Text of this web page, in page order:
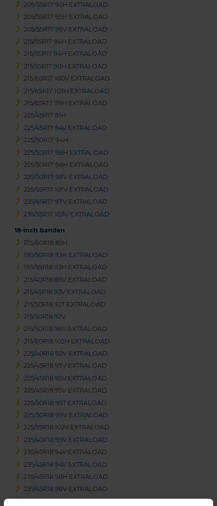
205/55R17 95H EXTRALOAD
205/55R17 95H EXTRALOAD
205/55R17 95V EXTRALOAD
215/55R17 94H EXTRALOAD
215/55R17 94H EXTRALOAD
215/55R17 98H EXTRALOAD
215/60R17 100V EXTRALOAD
215/65R17 103H EXTRALOAD
215/65R17 99H EXTRALOAD
225/45R17 91H
225/45R17 94V EXTRALOAD
225/50R17 94H
225/50R17 98H EXTRALOAD
225/50R17 98H EXTRALOAD
225/50R17 98V EXTRALOAD
225/55R17 101V EXTRALOAD
235/45R17 97V EXTRALOAD
235/55R17 103V EXTRALOAD
18-inch banden
175/60R18 85H
195/50R18 93H EXTRALOAD
195/55R18 93H EXTRALOAD
215/40R18 89V EXTRALOAD
215/45R18 93V EXTRALOAD
215/50R18 92T EXTRALOAD
215/50R18 92V
215/50R18 96V EXTRALOAD
215/60R18 102H EXTRALOAD
225/40R18 92V EXTRALOAD
225/45R18 95V EXTRALOAD
225/45R18 95V EXTRALOAD
225/45R18 95V EXTRALOAD
225/50R18 95T EXTRALOAD
225/50R18 99V EXTRALOAD
225/55R18 102V EXTRALOAD
235/40R18 95V EXTRALOAD
235/45R18 94V EXTRALOAD
235/45R18 94V EXTRALOAD
235/45R18 98H EXTRALOAD
235/45R18 98V EXTRALOAD